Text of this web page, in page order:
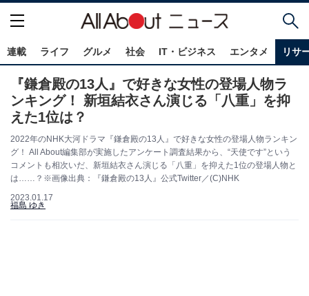
連載 ライフ グルメ 社会 IT・ビジネス エンタメ リサ
『鎌倉殿の13人』で好きな女性の登場人物ラ
ンキング！ 新垣結衣さん演じる「八重」を抑
えた1位は？
2022年のNHK大河ドラマ『鎌倉殿の13人』で好きな女性の登場人物ランキン
グ！ All About編集部が実施したアンケート調査結果から、“天使です”という
コメントも相次いだ、新垣結衣さん演じる「八重」を抑えた1位の登場人物と
は……？※画像出典：『鎌倉殿の13人』公式Twitter／(C)NHK
2023.01.17
福島 ゆき